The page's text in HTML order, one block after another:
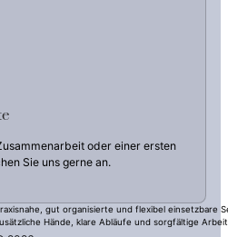
oder einer ersten
Sie uns gerne an.
gut organisierte und flexibel einsetzbare
Hände, klare Abläufe und sorgfältige